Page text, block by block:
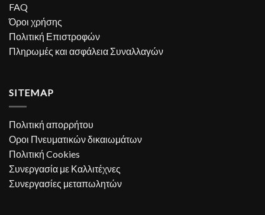
FAQ
Όροι χρήσης
Πολιτική Επιστροφών
Πληρωμές και ασφάλεια Συναλλαγών
SITEMAP
Πολιτική απορρήτου
Οροι Πνευματικών δικαιωμάτων
Πολιτική Cookies
Συνεργασία με Καλλιτέχνες
Συνεργασίες μεταπωλητών